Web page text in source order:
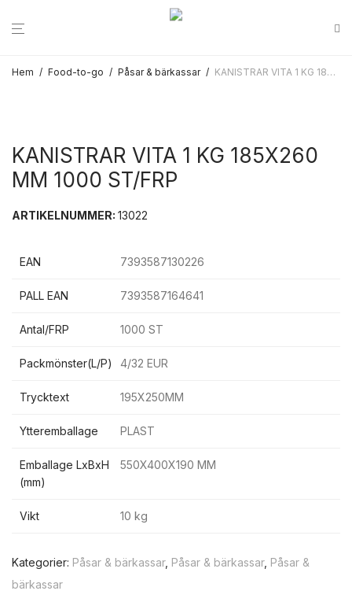
Hem / Food-to-go / Påsar & bärkassar / KANISTRAR VITA 1 KG 185X260 MM 1000 ST/FRP
KANISTRAR VITA 1 KG 185X260
MM 1000 ST/FRP
ARTIKELNUMMER: 13022
EAN 7393587130226
PALL EAN 7393587164641
Antal/FRP 1000 ST
Packmönster(L/P) 4/32 EUR
Trycktext 195X250MM
Ytteremballage PLAST
Emballage LxBxH
(mm)
550X400X190 MM
Vikt 10 kg
Kategorier: Påsar & bärkassar, Påsar & bärkassar, Påsar &
bärkassar